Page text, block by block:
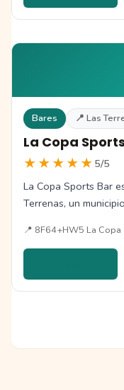
Bares 📍 Las
La Copa
★★★★★ 5/5
La Copa Sports Bar
Terrenas, un
📍 8F64+HW5 La